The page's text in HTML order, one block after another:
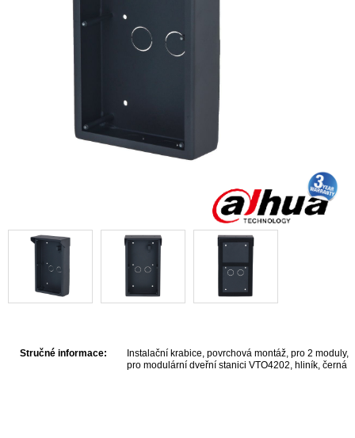
Stručné informace:
Instalační krabice, povrchová montáž, pro 2 moduly,
pro modulární dveřní stanici VTO4202, hliník, černá